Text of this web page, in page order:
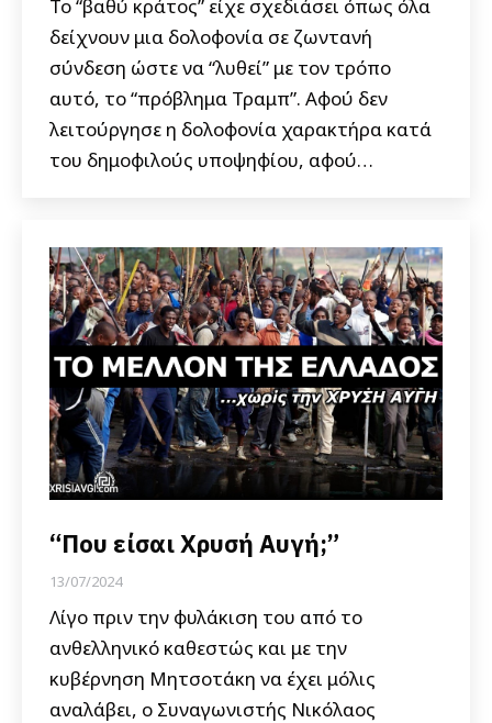
Το “βαθύ κράτος” είχε σχεδιάσει όπως όλα
δείχνουν μια δολοφονία σε ζωντανή
σύνδεση ώστε να “λυθεί” με τον τρόπο
αυτό, το “πρόβλημα Τραμπ”. Αφού δεν
λειτούργησε η δολοφονία χαρακτήρα κατά
του δημοφιλούς υποψηφίου, αφού…
“Που είσαι Χρυσή Αυγή;”
13/07/2024
Λίγο πριν την φυλάκιση του από το
ανθελληνικό καθεστώς και με την
κυβέρνηση Μητσοτάκη να έχει μόλις
αναλάβει, ο Συναγωνιστής Νικόλαος